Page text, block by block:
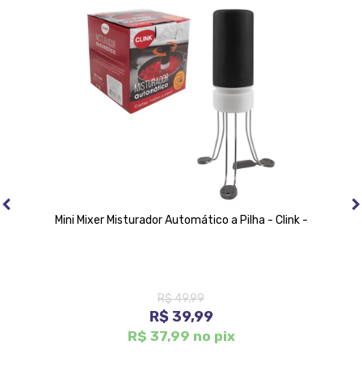
Mini Mixer Misturador Automático a Pilha - Clink -
R$ 49,99
R$ 39,99
R$ 37,99 no pix